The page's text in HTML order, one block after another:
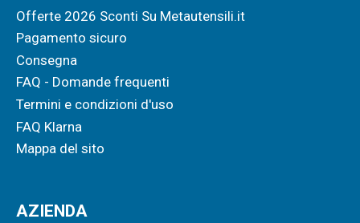
Offerte 2026 Sconti Su Metautensili.it
Pagamento sicuro
Consegna
FAQ - Domande frequenti
Termini e condizioni d'uso
FAQ Klarna
Mappa del sito
AZIENDA